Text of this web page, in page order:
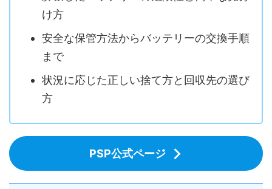
け方
安全な保管方法からバッテリーの交換手順
まで
状況に応じた正しい捨て方と回収先の選び
方
PSP公式ページ